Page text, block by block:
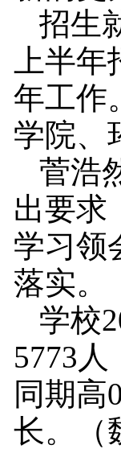
招生
上半
年工作
学院、
菅浩
出要求
学习领
落实。
学校
5773
同期高
长。（